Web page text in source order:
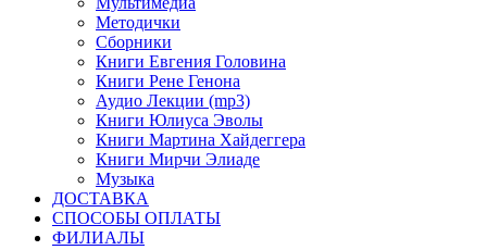
Методички
Сборники
Книги Евгения Головина
Книги Рене Генона
Аудио Лекции (mp3)
Книги Юлиуса Эволы
Книги Мартина Хайдеггера
Книги Мирчи Элиаде
Музыка
ДОСТАВКА
СПОСОБЫ ОПЛАТЫ
ФИЛИАЛЫ